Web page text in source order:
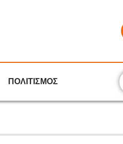
ΠΟΛΙΤΙΣΜΟΣ